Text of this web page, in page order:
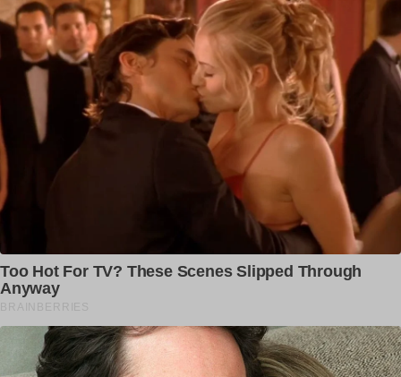
dailypunjab
ਹੁਣੇ ਹੁਣੇ ਪੰਜਾਬ ‘ਚ ਪੁਲਿਸ ਨੇ ਪਾਈ ਵੱਡੀ
ਕਾਰਵਾਈ!
dailypunjab
SSP ਅਜੀਤ ਸੰਧੂ ਦੇ ਸੁਣੋ ਕਾਲੇ ਕਾਰਨਾਮੇ, ਨਾਲ
ਕੰਮ ਕਰਨ ਵਾਲੇ...
ਤਬਲਾ ਮਾਸਟਰ ਰਾਤੋਂ ਰਾਤ ਬਣਿਆ ਕਰੋੜਪਤੀ